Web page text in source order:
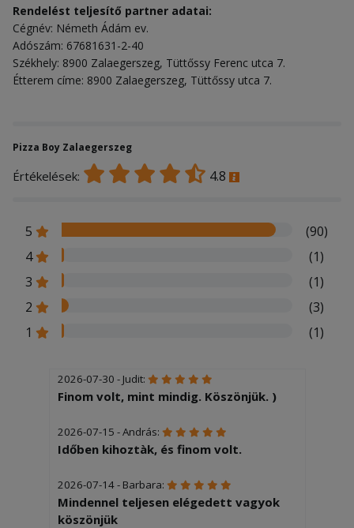
Rendelést teljesítő partner adatai:
Cégnév: Németh Ádám ev.
Adószám: 67681631-2-40
Székhely: 8900 Zalaegerszeg, Tüttőssy Ferenc utca 7.
Étterem címe: 8900 Zalaegerszeg, Tüttőssy utca 7.
Pizza Boy Zalaegerszeg
Értékelések: 4.8
5
(90)
4
(1)
3
(1)
2
(3)
1
(1)
2026-07-30 - Judit:
Finom volt, mint mindig. Köszönjük. )
2026-07-15 - András:
Időben kihoztàk, és finom volt.
2026-07-14 - Barbara:
Mindennel teljesen elégedett vagyok
köszönjük